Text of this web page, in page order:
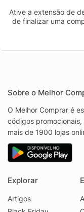
Ative a extensão de
de finalizar uma
Sobre o Melhor
O Melhor Comprar é
códigos
mais de 1900 lojas
Explorar
Artigos